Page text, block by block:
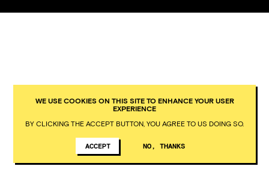
WE USE COOKIES ON THIS SITE TO ENHANCE YOUR USER
EXPERIENCE
BY CLICKING THE ACCEPT BUTTON, YOU AGREE TO US DOING SO.
ACCEPT NO, THANKS